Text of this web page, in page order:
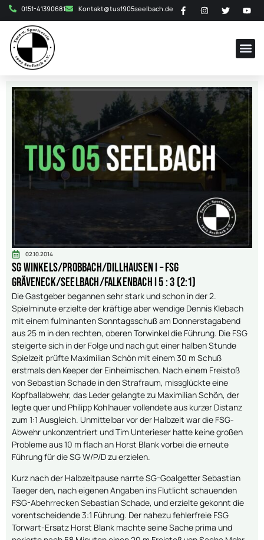
0151-41390681 Kontakt@tus1905seelbach.de
02.10.2014
SG Winkels/Probbach/Dillhausen I – FSG
Gräveneck/Seelbach/Falkenbach I 5 : 3 (2:1)
Die Gastgeber begannen sehr stark und schon in der 2.
Spielminute erzielte der kräftige aber wendige Dennis Klebach
mit einem fulminanten Sonntagsschuß am Donnerstagabend
aus 25 m in den rechten, oberen Torwinkel die Führung. Die FSG
steigerte sich in der Folge und nach gut einer halben Stunde
Spielzeit prüfte Maximilian Schön mit einem 30 m Schuß
erstmals den Keeper der Einheimischen. Nach einem Freistoß
von Sebastian Schade in den Strafraum, missglückte eine
Kopfballabwehr, das Leder gelangte zu Maximilian Schön, der
legte quer und Philipp Kohlhauer vollendete aus kurzer Distanz
zum 1:1 Ausgleich. Unmittelbar vor der Halbzeit war die FSG-
Abwehr unkonzentriert und Tim Unterieser hatte keine großen
Probleme aus 10 m flach an Horst Blank vorbei die erneute
Führung für die SG W/P/D zu erzielen.
Kurz nach der Halbzeitpause narrte SG-Goalgetter Sebastian
Taeger den, nach eigenen Angaben ins Flutlicht schauenden
FSG-Abehrrecken Sebastian Schade, und erzielte gekonnt die
vorentscheidende 3:1 Führung. Der nahezu fehlerfreie FSG
Torwart-Ersatz Horst Blank machte seine Sache prima und